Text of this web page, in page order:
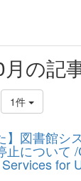
の記
1件
】図書館シ
止について
for